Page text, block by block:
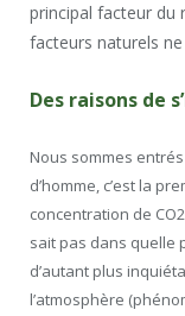
principal facteur du
facteurs naturels
Des raisons de
Nous sommes
d’homme, c’est la
concentration de
sait pas dans quelle
d’autant plus
l’atmosphère